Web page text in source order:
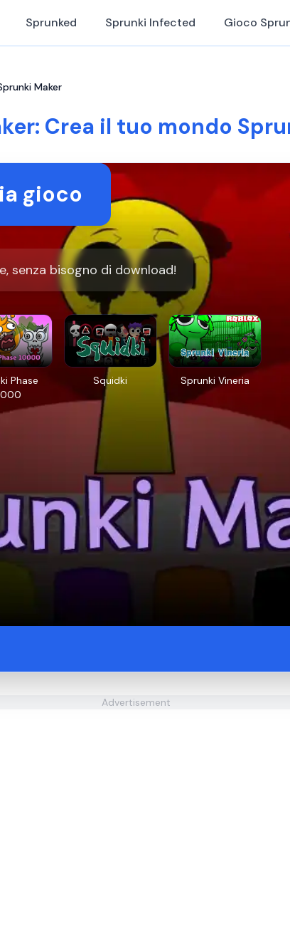
Sprunked Sprunki Infected Gioco
Maker
Crea il tuo mondo
gioco
senza bisogno di download!
Phase
Squidki Sprunki Vineria
Advertisement